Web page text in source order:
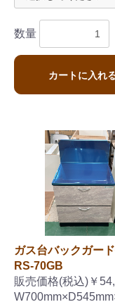
数量
カートに入れ
ガス台バックガー
RS-70GB
販売価格(税込)￥